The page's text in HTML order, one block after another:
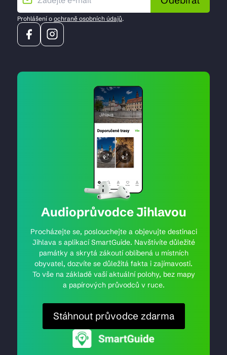
Prohlášení o ochraně osobních údajů.
Audioprůvodce Jihlavou
Procházejte se, poslouchejte a objevujte destinaci
Jihlava s aplikací SmartGuide. Navštívíte důležité
památky a skrytá zákoutí oblíbená u místních
obyvatel, dozvíte se důležitá fakta i zajímavosti.
To vše na základě vaší aktuální polohy, bez mapy
a papírových průvodců v ruce.
Stáhnout průvodce zdarma